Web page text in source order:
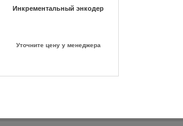
Инкрементальный энкодер
Уточните цену у менеджера